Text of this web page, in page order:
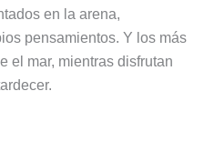
en la arena,
pensamientos. Y los más
el mar, mientras disfrutan